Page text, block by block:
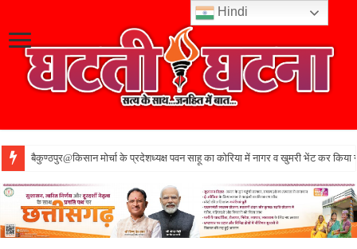
बैकुण्ठपुर@किसान मोर्चा के प्रदेशध्यक्ष पवन साहू का कोरिया में नागर व खुमरी भेंट कर किया
Hindi